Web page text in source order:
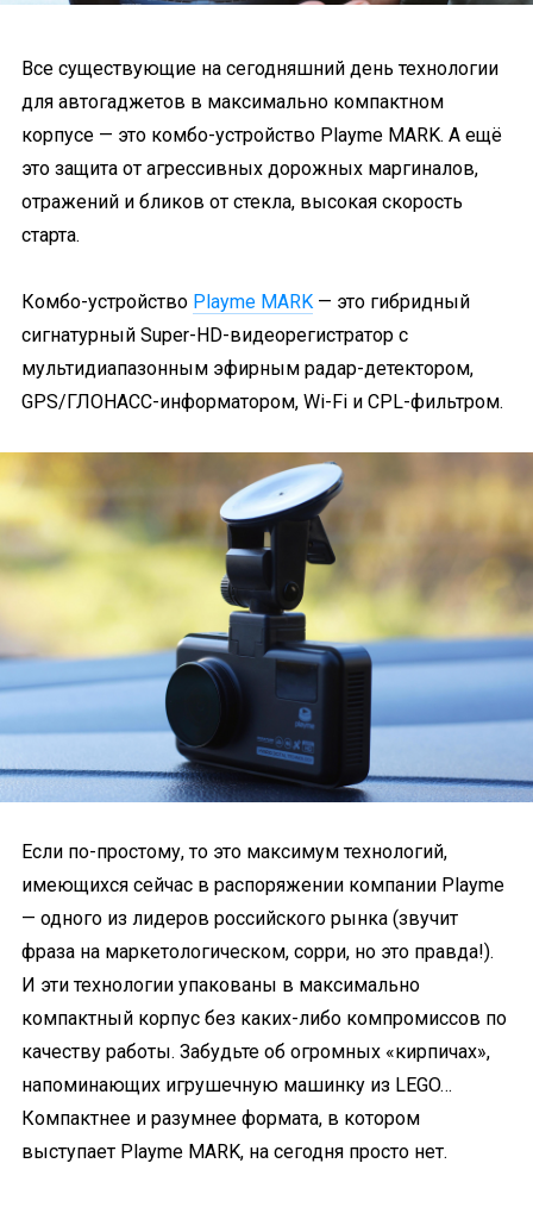
Все существующие на сегодняшний день технологии
для автогаджетов в максимально компактном
корпусе — это комбо-устройство Playme MARK. А ещё
это защита от агрессивных дорожных маргиналов,
отражений и бликов от стекла, высокая скорость
старта.
Комбо-устройство Playme MARK — это гибридный
сигнатурный Super-HD-видеорегистратор с
мультидиапазонным эфирным радар-детектором,
GPS/ГЛОНАСС-информатором, Wi-Fi и CPL-фильтром.
Если по-простому, то это максимум технологий,
имеющихся сейчас в распоряжении компании Playme
— одного из лидеров российского рынка (звучит
фраза на маркетологическом, сорри, но это правда!).
И эти технологии упакованы в максимально
компактный корпус без каких-либо компромиссов по
качеству работы. Забудьте об огромных «кирпичах»,
напоминающих игрушечную машинку из LEGO…
Компактнее и разумнее формата, в котором
выступает Playme MARK, на сегодня просто нет.